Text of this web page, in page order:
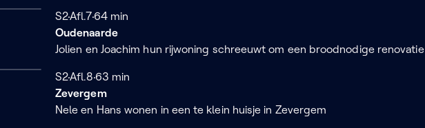
Seizoen 2
S2Afl.764 minuten
64 min
Oudenaarde
Jolien en Joachim hun rijwoning schreeuwt om een broodnodige renovatie
Seizoen 2
S2Afl.8 63 minuten
63 min
Zevergem
Nele en Hans wonen in een te klein huisje in Zevergem